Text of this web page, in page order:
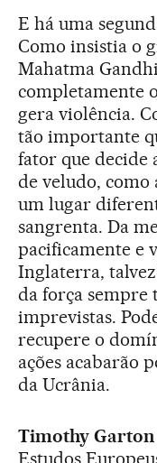
E há uma
Como insistia o
Mahatma
completamente
gera violência.
tão importante
fator que decide
de veludo, como
um lugar
sangrenta. Da
pacificamente e
Inglaterra,
da força sempre
imprevistas.
recupere o
ações acabarão
da Ucrânia.
Timothy Garton
Estudos